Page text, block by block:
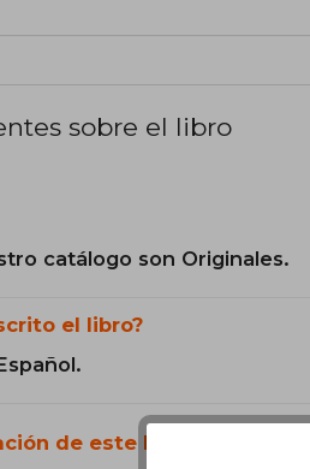
sobre el libro
catálogo son Originales.
el libro?
de este libro?